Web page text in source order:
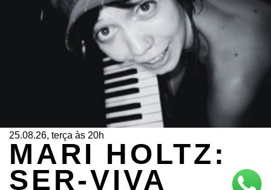
25.08.26, terça às 20h
MARI HOLTZ:
SER-VIVA